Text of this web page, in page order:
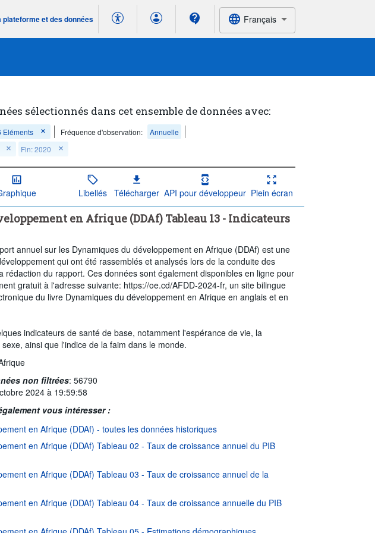
plateforme et des données Français
sélectionnés dans cet ensemble de données avec:
Eléments Fréquence d'observation:
Annuelle
Fin: 2020
Libellés Télécharger API pour développeur Plein écran
en Afrique (DDAf) Tableau 13 - Indicateurs
annuel sur les Dynamiques du développement en Afrique (DDAf) est une
qui ont été rassemblés et analysés lors de la conduite des
rédaction du rapport. Ces données sont également disponibles en ligne pour
gratuit à l'adresse suivante: https://oe.cd/AFDD-2024-fr, un site bilingue
du livre Dynamiques du développement en Afrique en anglais et en
indicateurs de santé de base, notamment l'espérance de vie, la
ainsi que l'indice de la faim dans le monde.
non filtrées:56790
2024 à 19:59:58
vous intéresser :
en Afrique (DDAf) - toutes les données historiques
en Afrique (DDAf) Tableau 02 - Taux de croissance annuel du PIB
en Afrique (DDAf) Tableau 03 - Taux de croissance annuel de la
en Afrique (DDAf) Tableau 04 - Taux de croissance annuelle du PIB